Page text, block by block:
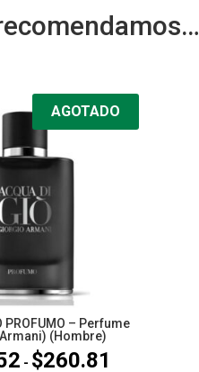
AGOTADO
PROFUMO – Perfume
(Hombre)
- $260.81